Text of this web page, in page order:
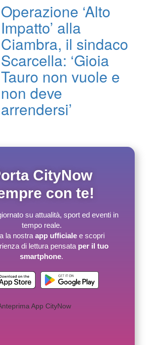
Operazione ‘Alto
Impatto’ alla
Ciambra, il sindaco
Scarcella: ‘Gioia
Tauro non vuole e
non deve
arrendersi’
CityNow
con te!
su attualità, sport ed eventi in
tempo reale.
la nostra app ufficialee scopri
di lettura pensata per il tuo
smartphone.